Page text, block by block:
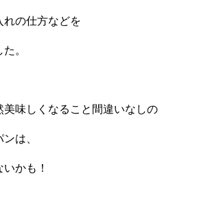
れの仕方などを
。
美味しくなること間違いなしの
は、
かも！